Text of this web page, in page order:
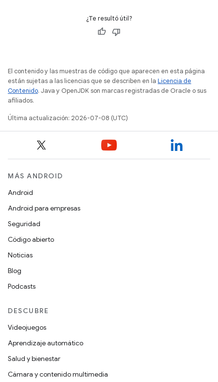
¿Te resultó útil?
El contenido y las muestras de código que aparecen en esta página
están sujetas a las licencias que se describen en la Licencia de
Contenido. Java y OpenJDK son marcas registradas de Oracle o sus
afiliados.
Última actualización: 2026-07-08 (UTC)
MÁS ANDROID
Android
Android para empresas
Seguridad
Código abierto
Noticias
Blog
Podcasts
DESCUBRE
Videojuegos
Aprendizaje automático
Salud y bienestar
Cámara y contenido multimedia